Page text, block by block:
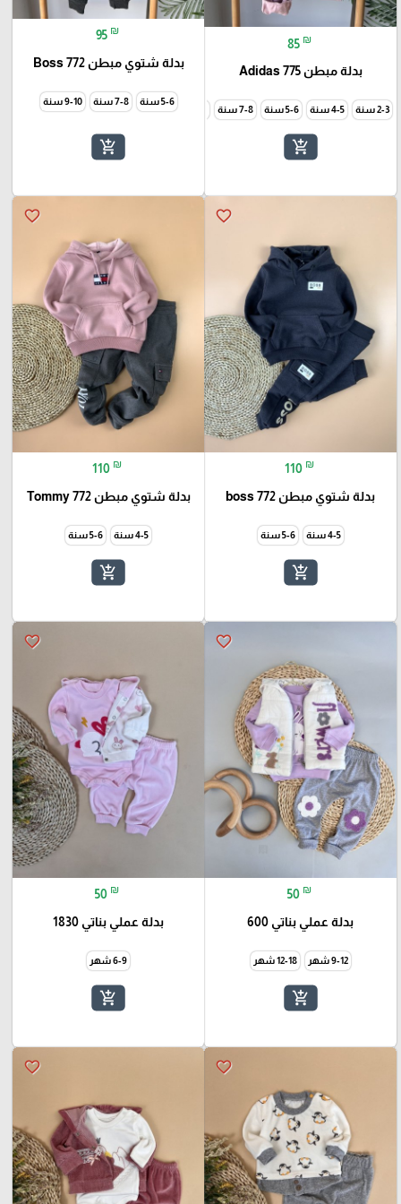
85 ₪
بدلة مبطن Adidas 775
2-3 سنة 4-5 سنة 5-6 سنة 7-8 سنة
add_shopping_cart
95 ₪
بدلة شتوي مبطن Boss 772
5-6 سنة 7-8 سنة 9-10 سنة
add_shopping_cart
favorite_border
110 ₪
بدلة شتوي مبطن boss 772
4-5 سنة 5-6 سنة
add_shopping_cart
favorite_border
110 ₪
بدلة شتوي مبطن Tommy 772
4-5 سنة 5-6 سنة
add_shopping_cart
favorite_border
50 ₪
بدلة عملي بناتي 600
9-12 شهر 12-18 شهر
add_shopping_cart
favorite_border
50 ₪
بدلة عملي بناتي 1830
6-9 شهر
add_shopping_cart
favorite_border
favorite_border